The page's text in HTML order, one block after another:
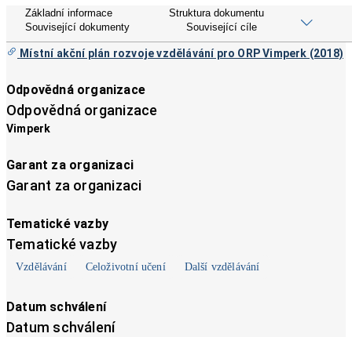
Základní informace
Struktura dokumentu
Související dokumenty
Související cíle
Název dokumentu
Název dokumentu
Místní akční plán rozvoje vzdělávání pro ORP Vimperk (2018)
Odpovědná organizace
Odpovědná organizace
Vimperk
Garant za organizaci
Garant za organizaci
Tematické vazby
Tematické vazby
Vzdělávání Celoživotní učení Další vzdělávání
Datum schválení
Datum schválení